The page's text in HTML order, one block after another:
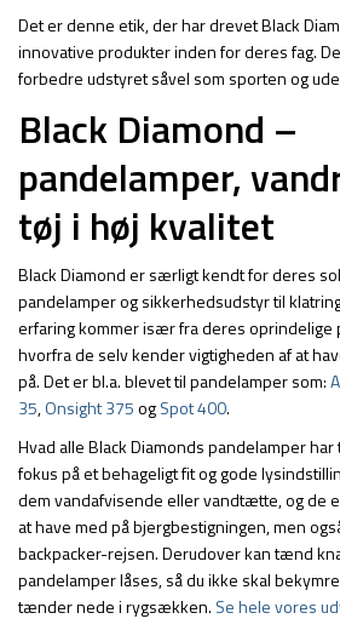
Det er denne etik, der har drevet Black
innovative produkter inden for deres fag.
forbedre udstyret såvel som sporten og
Black Diamond –
pandelamper,
tøj i høj kvalitet
Black Diamond er særligt kendt for deres
pandelamper og sikkerhedsudstyr til
erfaring kommer især fra deres oprindelige
hvorfra de selv kender vigtigheden af at
på. Det er bl.a. blevet til pandelamper som:
35,Onsight 375ogSpot 400.
Hvad alle Black Diamonds pandelamper
fokus på et behageligt fit og gode
dem vandafvisende eller vandtætte, og de
at have med på bjergbestigningen, men
backpacker-rejsen. Derudover kan tænd
pandelamper låses, så du ikke skal
tænder nede i rygsækken. Se hele vores